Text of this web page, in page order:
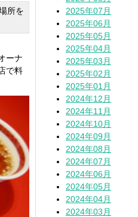
所を
ーナ
で料
2025年07月
2025年06月
2025年05月
2025年04月
2025年03月
2025年02月
2025年01月
2024年12月
2024年11月
2024年10月
2024年09月
2024年08月
2024年07月
2024年06月
2024年05月
2024年04月
2024年03月